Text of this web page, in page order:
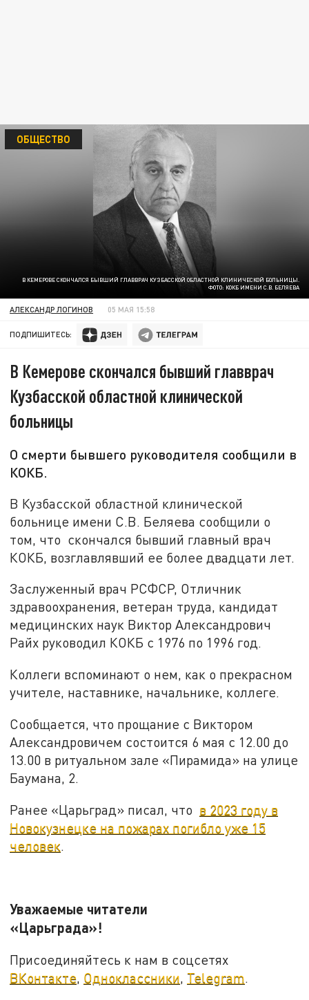
В КЕМЕРОВЕ СКОНЧАЛСЯ БЫВШИЙ ГЛАВВРАЧ КУЗБАССКОЙ ОБЛАСТНОЙ КЛИНИЧЕСКОЙ БОЛЬНИЦЫ.
ФОТО: КОКБ ИМЕНИ С.В. БЕЛЯЕВА
ОБЩЕСТВО
АЛЕКСАНДР ЛОГИНОВ 05 МАЯ 15:58
ПОДПИШИТЕСЬ:
В Кемерове скончался бывший главврач
Кузбасской областной клинической
больницы
О смерти бывшего руководителя сообщили в
КОКБ.
В Кузбасской областной клинической
больнице имени С.В. Беляева сообщили о
том, что скончался бывший главный врач
КОКБ, возглавлявший ее более двадцати лет.
Заслуженный врач РСФСР, Отличник
здравоохранения, ветеран труда, кандидат
медицинских наук Виктор Александрович
Райх руководил КОКБ с 1976 по 1996 год.
Коллеги вспоминают о нем, как о прекрасном
учителе, наставнике, начальнике, коллеге.
Сообщается, что прощание с Виктором
Александровичем состоится 6 мая с 12.00 до
13.00 в ритуальном зале «Пирамида» на улице
Баумана, 2.
Ранее «Царьград» писал, что в 2023 году в
Новокузнецке на пожарах погибло уже 15
человек
Уважаемые читатели
«Царьграда»!
Присоединяйтесь к нам в соцсетях
ВКонтакте Одноклассники Telegram